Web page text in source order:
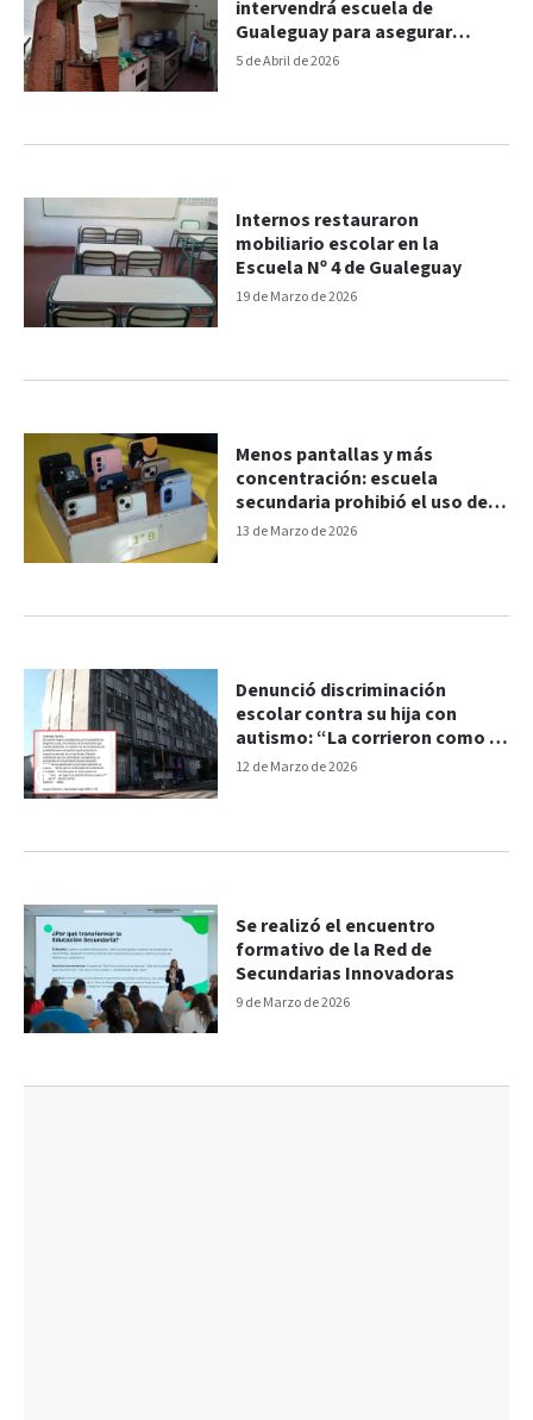
5 de Abril de 2026
intervendrá escuela de
Gualeguay para asegurar
servicios esenciales
19 de Marzo de 2026
Internos restauraron
mobiliario escolar en la
Escuela Nº 4 de Gualeguay
13 de Marzo de 2026
Menos pantallas y más
concentración: escuela
secundaria prohibió el uso de
celulares
12 de Marzo de 2026
Denunció discriminación
escolar contra su hija con
autismo: “La corrieron como si
hubiera cometido un delito”
9 de Marzo de 2026
Se realizó el encuentro
formativo de la Red de
Secundarias Innovadoras